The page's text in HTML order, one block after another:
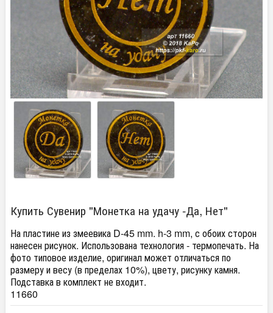
Купить Сувенир "Монетка на удачу -Да, Нет"
На пластине из змеевика D-45 mm. h-3 mm, с обоих сторон
нанесен рисунок. Использована технология - термопечать. На
фото типовое изделие, оригинал может отличаться по
размеру и весу (в пределах 10%), цвету, рисунку камня.
Подставка в комплект не входит.
11660